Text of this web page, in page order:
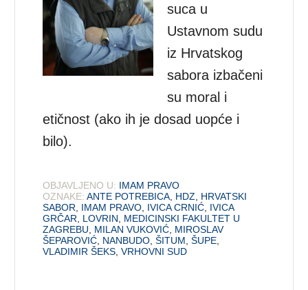
suca u
Ustavnom sudu
iz Hrvatskog
sabora izbačeni
su moral i
etičnost (ako ih je dosad uopće i
bilo).
OBJAVLJENO U: IMAM PRAVO
OZNAKE: ANTE POTREBICA HDZ
HRVATSKI
SABOR
IMAM PRAVO IVICA CRNIĆ IVICA
GRČAR
LOVRIN
MEDICINSKI FAKULTET U
ZAGREBU
MILAN VUKOVIĆ MIROSLAV
ŠEPAROVIĆ NANBUDO ,ŠITUM ,ŠUPE
VLADIMIR ŠEKS ,VRHOVNI SUD